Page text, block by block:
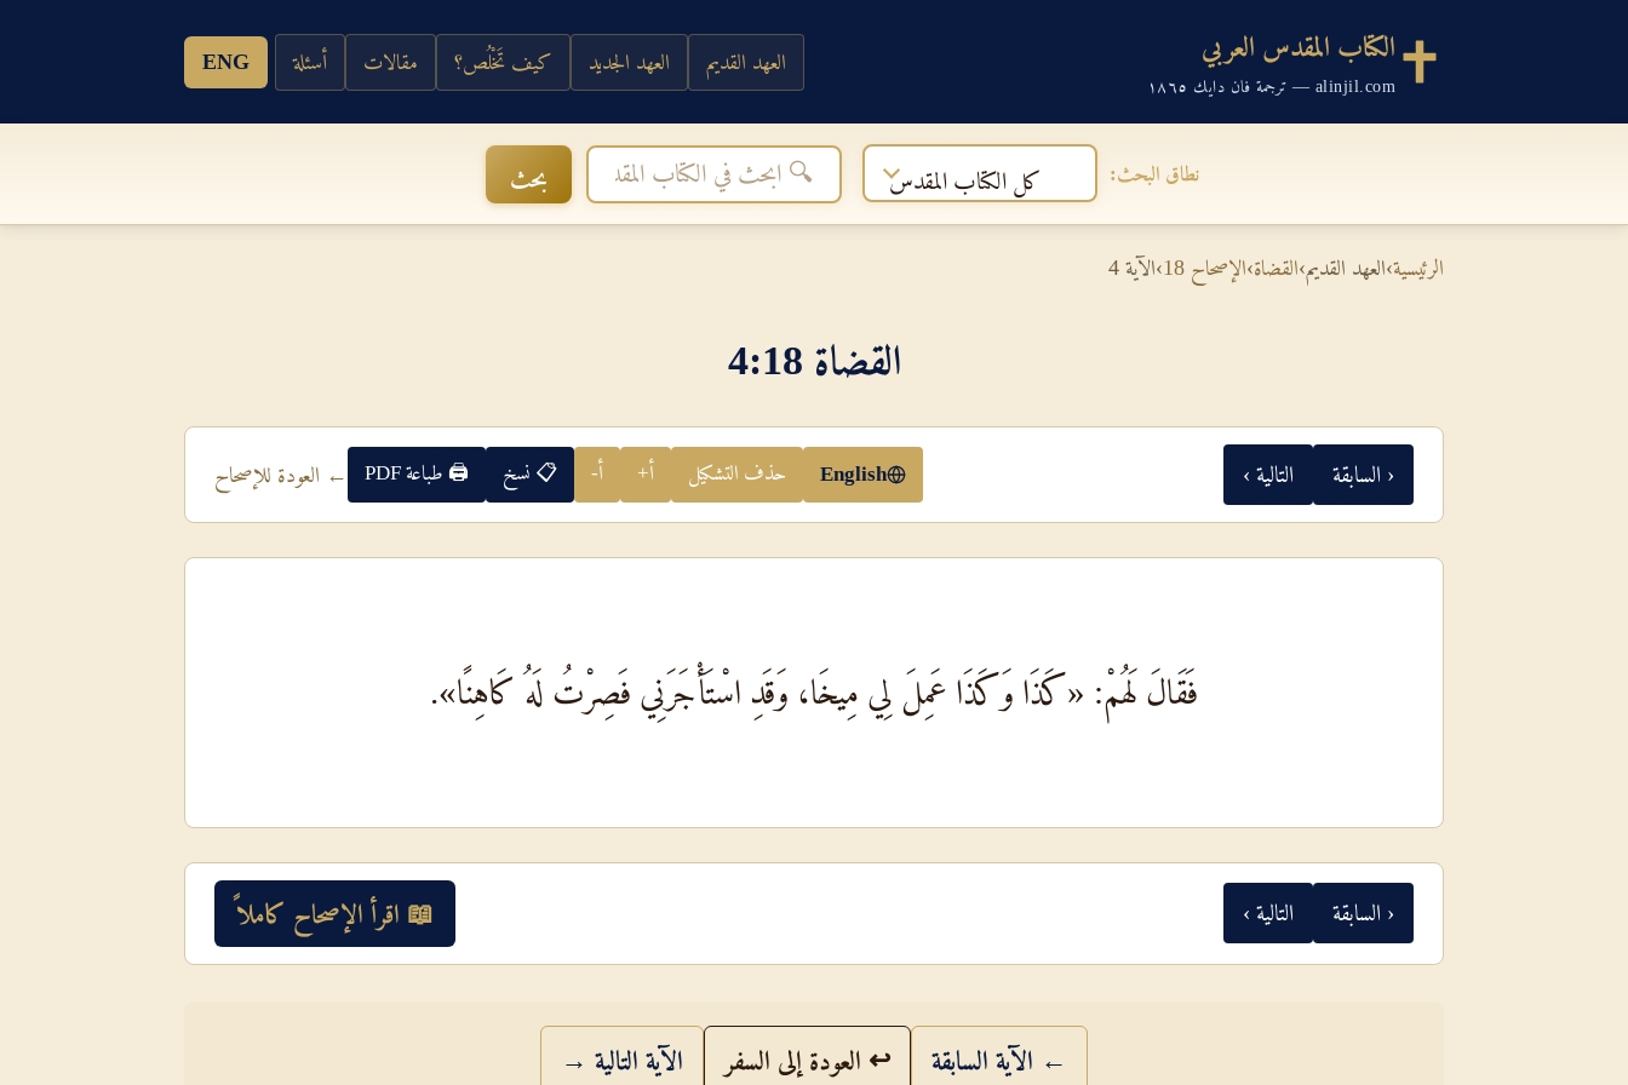
الكتاب المقدس العربي
alinjil.com — ترجمة فان دايك ١٨٦٥
العهد القديم العهد الجديد كيف تَخْلُص؟ مقالات أسئلة ENG
نطاق البحث: كل الكتاب المقدس بحث
الرئيسية›العهد القديم›القضاة›الإصحاح 18 ›الآية 4
القضاة 18‏:‏4
‹ السابقة التالية › English حذف التشكيل أ+ أ- 📋 نسخ 🖨 طباعة PDF ← العودة للإصحاح
فَقَالَ لَهُمْ: «كَذَا وَكَذَا عَمِلَ لِي مِيخَا، وَقَدِ اسْتَأْجَرَنِي فَصِرْتُ لَهُ كَاهِنًا».
‹ السابقة التالية › 📖 اقرأ الإصحاح كاملاً
← الآية السابقة ↩ العودة إلى السفر الآية التالية →